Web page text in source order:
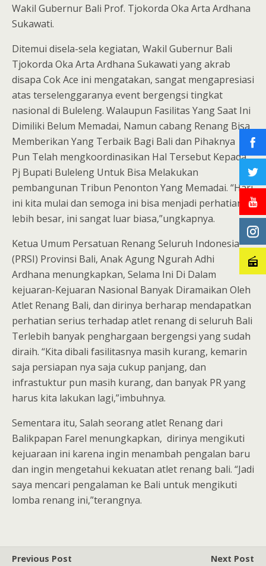
Wakil Gubernur Bali Prof. Tjokorda Oka Arta Ardhana
Sukawati.
Ditemui disela-sela kegiatan, Wakil Gubernur Bali
Tjokorda Oka Arta Ardhana Sukawati yang akrab
disapa Cok Ace ini mengatakan, sangat mengapresiasi
atas terselenggaranya event bergengsi tingkat
nasional di Buleleng. Walaupun Fasilitas Yang Saat Ini
Dimiliki Belum Memadai, Namun cabang Renang Bisa
Memberikan Yang Terbaik Bagi Bali dan Pihaknya
Pun Telah mengkoordinasikan Hal Tersebut Kepada
Pj Bupati Buleleng Untuk Bisa Melakukan
pembangunan Tribun Penonton Yang Memadai. “Hari
ini kita mulai dan semoga ini bisa menjadi perhatian
lebih besar, ini sangat luar biasa,”ungkapnya.
Ketua Umum Persatuan Renang Seluruh Indonesia
(PRSI) Provinsi Bali, Anak Agung Ngurah Adhi
Ardhana menungkapkan, Selama Ini Di Dalam
kejuaran-Kejuaran Nasional Banyak Diramaikan Oleh
Atlet Renang Bali, dan dirinya berharap mendapatkan
perhatian serius terhadap atlet renang di seluruh Bali
Terlebih banyak penghargaan bergengsi yang sudah
diraih. “Kita dibali fasilitasnya masih kurang, kemarin
saja persiapan nya saja cukup panjang, dan
infrastuktur pun masih kurang, dan banyak PR yang
harus kita lakukan lagi,”imbuhnya.
Sementara itu, Salah seorang atlet Renang dari
Balikpapan Farel menungkapkan, dirinya mengikuti
kejuaraan ini karena ingin menambah pengalan baru
dan ingin mengetahui kekuatan atlet renang bali. “Jadi
saya mencari pengalaman ke Bali untuk mengikuti
lomba renang ini,”terangnya.
Previous Post
Next Post